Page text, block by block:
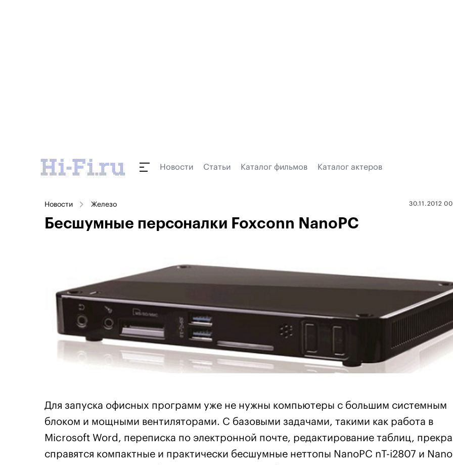
Новости Статьи Каталог фильмов Каталог актеров
Новости Железо 30.11.2012
Бесшумные персоналки Foxconn NanoPC
Для запуска офисных программ уже не нужны компьютеры с большим системным
блоком и мощными вентиляторами. С базовыми задачами, такими как работа в
Microsoft Word, переписка по электронной почте, редактирование таблиц,
справятся компактные и практически бесшумные неттопы NanoPC nT-i2807 и